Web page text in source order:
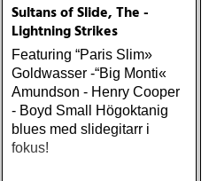
Sultans of Slide, The -
Lightning Strikes
Featuring “Paris Slim»
Goldwasser -“Big Monti«
Amundson - Henry Cooper
- Boyd Small Högoktanig
blues med slidegitarr i
fokus!